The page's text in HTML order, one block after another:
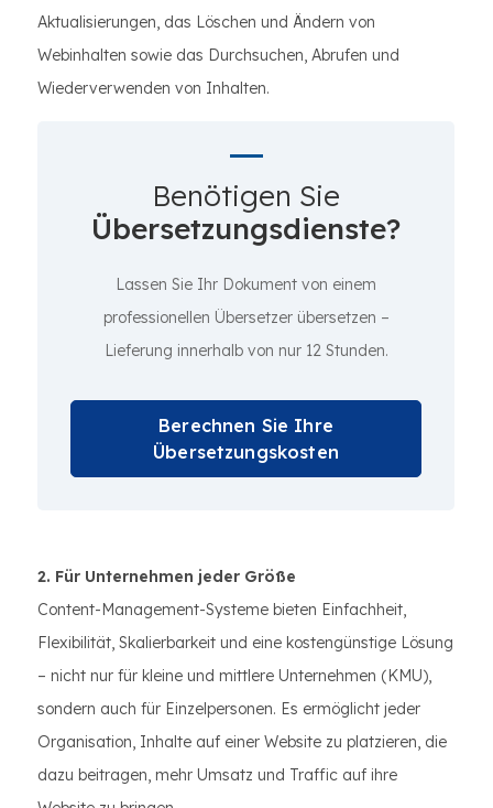
Aktualisierungen, das Löschen und Ändern von
Webinhalten sowie das Durchsuchen, Abrufen und
Wiederverwenden von Inhalten.
Benötigen Sie
Übersetzungsdienste?
Lassen Sie Ihr Dokument von einem
professionellen Übersetzer übersetzen –
Lieferung innerhalb von nur 12 Stunden.
Berechnen Sie Ihre
Übersetzungskosten
2. Für Unternehmen jeder Größe
Content-Management-Systeme bieten Einfachheit,
Flexibilität, Skalierbarkeit und eine kostengünstige Lösung
– nicht nur für kleine und mittlere Unternehmen (KMU),
sondern auch für Einzelpersonen. Es ermöglicht jeder
Organisation, Inhalte auf einer Website zu platzieren, die
dazu beitragen, mehr Umsatz und Traffic auf ihre